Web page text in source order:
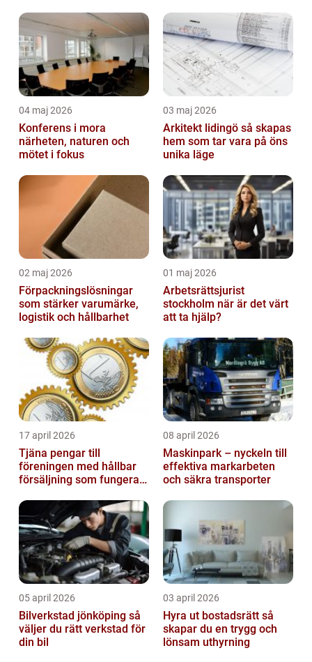
04 maj 2026
Konferens i mora
närheten, naturen och
mötet i fokus
03 maj 2026
Arkitekt lidingö så skapas
hem som tar vara på öns
unika läge
02 maj 2026
Förpackningslösningar
som stärker varumärke,
logistik och hållbarhet
01 maj 2026
Arbetsrättsjurist
stockholm när är det värt
att ta hjälp?
17 april 2026
Tjäna pengar till
föreningen med hållbar
försäljning som fungerar
08 april 2026
Maskinpark – nyckeln till
effektiva markarbeten
och säkra transporter
05 april 2026
Bilverkstad jönköping så
väljer du rätt verkstad för
din bil
03 april 2026
Hyra ut bostadsrätt så
skapar du en trygg och
lönsam uthyrning